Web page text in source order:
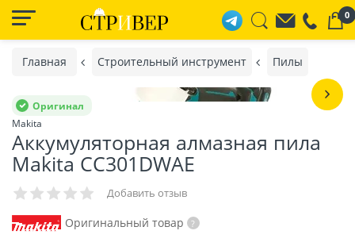
0
Главная Строительный инструмент Пилы
Оригинал
Makita
Аккумуляторная алмазная пила
Makita CC301DWAE
Добавить отзыв
Оригинальный товар